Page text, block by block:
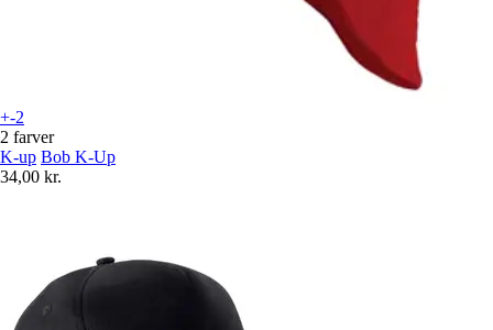
+-2
2 farver
K-up Bob K-Up
34,00 kr.